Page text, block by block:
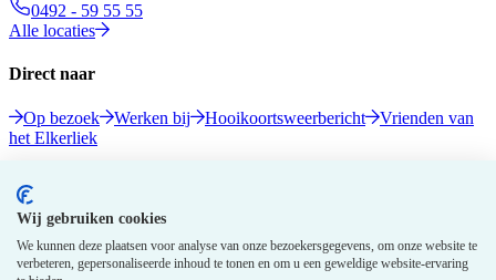
Wij gebruiken cookies
We kunnen deze plaatsen voor analyse van onze bezoekersgegevens, om onze website te
verbeteren, gepersonaliseerde inhoud te tonen en om u een geweldige website-ervaring
0492 - 59 55 55
Alle locaties
Direct naar
Op bezoek Werken bij Hooikoortsweerbericht
Vrienden van
het Elkerliek
Volg ons